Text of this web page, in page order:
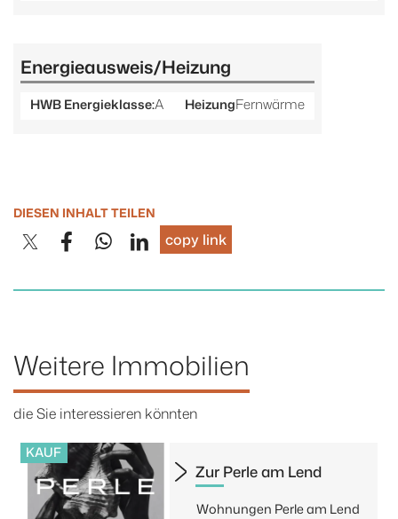
Energieausweis/Heizung
HWB Energieklasse:A HeizungFernwärme
DIESEN INHALT TEILEN
copy link
Weitere Immobilien
die Sie interessieren könnten
Zur Perle am Lend
Wohnungen Perle am Lend
KAUF